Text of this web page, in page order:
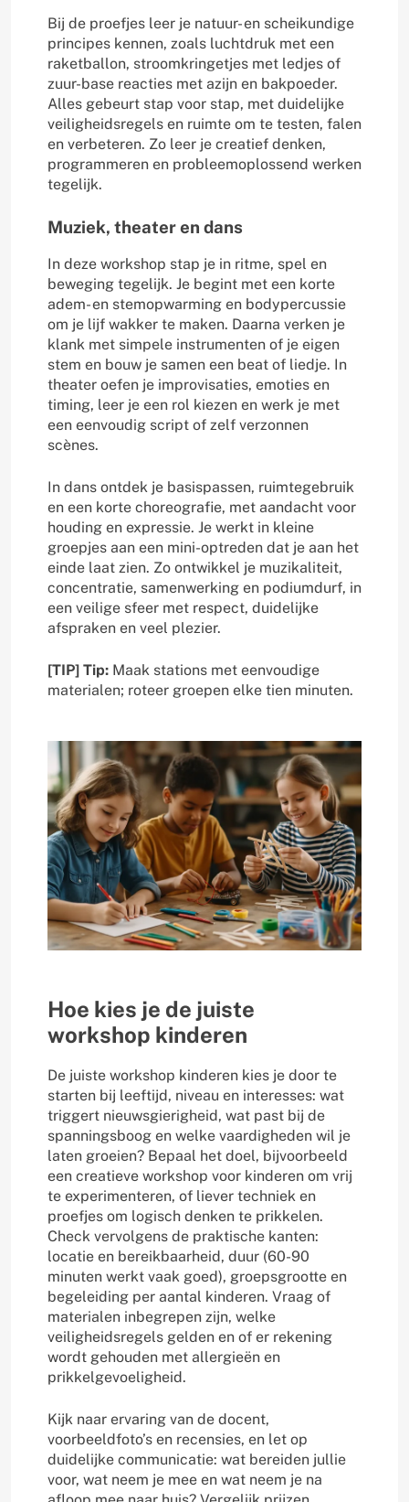
Bij de proefjes leer je natuur- en scheikundige
principes kennen, zoals luchtdruk met een
raketballon, stroomkringetjes met ledjes of
zuur-base reacties met azijn en bakpoeder.
Alles gebeurt stap voor stap, met duidelijke
veiligheidsregels en ruimte om te testen, falen
en verbeteren. Zo leer je creatief denken,
programmeren en probleemoplossend werken
tegelijk.
Muziek, theater en dans
In deze workshop stap je in ritme, spel en
beweging tegelijk. Je begint met een korte
adem- en stemopwarming en bodypercussie
om je lijf wakker te maken. Daarna verken je
klank met simpele instrumenten of je eigen
stem en bouw je samen een beat of liedje. In
theater oefen je improvisaties, emoties en
timing, leer je een rol kiezen en werk je met
een eenvoudig script of zelf verzonnen
scènes.
In dans ontdek je basispassen, ruimtegebruik
en een korte choreografie, met aandacht voor
houding en expressie. Je werkt in kleine
groepjes aan een mini-optreden dat je aan het
einde laat zien. Zo ontwikkel je muzikaliteit,
concentratie, samenwerking en podiumdurf, in
een veilige sfeer met respect, duidelijke
afspraken en veel plezier.
[TIP] Tip: Maak stations met eenvoudige
materialen; roteer groepen elke tien minuten.
Hoe kies je de juiste
workshop kinderen
De juiste workshop kinderen kies je door te
starten bij leeftijd, niveau en interesses: wat
triggert nieuwsgierigheid, wat past bij de
spanningsboog en welke vaardigheden wil je
laten groeien? Bepaal het doel, bijvoorbeeld
een creatieve workshop voor kinderen om vrij
te experimenteren, of liever techniek en
proefjes om logisch denken te prikkelen.
Check vervolgens de praktische kanten:
locatie en bereikbaarheid, duur (60-90
minuten werkt vaak goed), groepsgrootte en
begeleiding per aantal kinderen. Vraag of
materialen inbegrepen zijn, welke
veiligheidsregels gelden en of er rekening
wordt gehouden met allergieën en
prikkelgevoeligheid.
Kijk naar ervaring van de docent,
voorbeeldfoto’s en recensies, en let op
duidelijke communicatie: wat bereiden jullie
voor, wat neem je mee en wat neem je na